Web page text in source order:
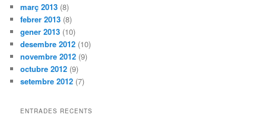
març 2013 (8)
febrer 2013 (8)
gener 2013 (10)
desembre 2012 (10)
novembre 2012 (9)
octubre 2012 (9)
setembre 2012 (7)
ENTRADES RECENTS